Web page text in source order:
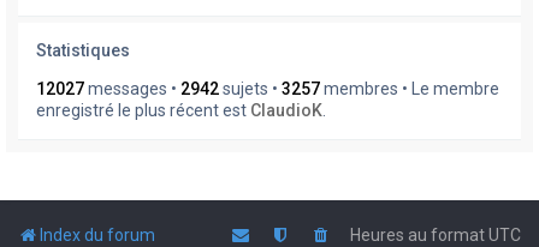
Statistiques
12027messages • 2942sujets • 3257membres • Le membre
enregistré le plus récent est ClaudioK
Index du forum Heures au formatUTC